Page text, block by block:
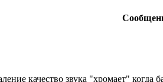
качество звука "хромает" когда